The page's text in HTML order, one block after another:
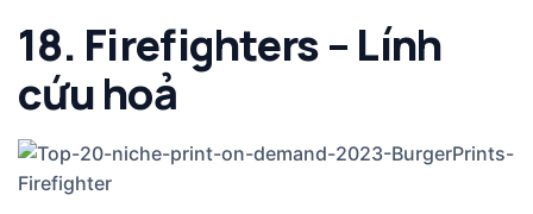
18. Firefighters – Lính
cứu hoả